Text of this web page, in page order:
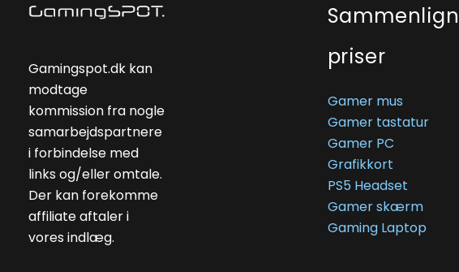
Gamingspot.dk kan
modtage
kommission fra nogle
samarbejdspartnere
i forbindelse med
links og/eller omtale.
Der kan forekomme
affiliate aftaler i
vores indlæg.
Sammenlign
priser
Gamer mus
Gamer tastatur
Gamer PC
Grafikkort
PS5 Headset
Gamer skærm
Gaming Laptop